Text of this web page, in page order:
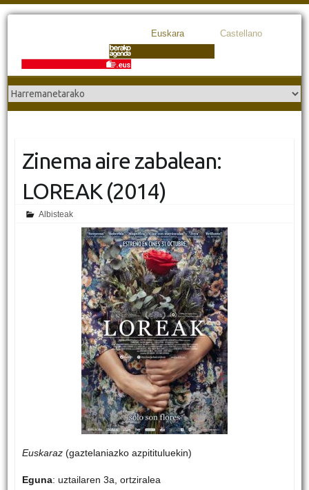
Euskara Castellano
Zinema aire zabalean:
LOREAK (2014)
Albisteak
Euskaraz(gaztelaniazko azpitituluekin)
Eguna: uztailaren 3a, ortziralea